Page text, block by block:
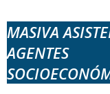
MASIVA
AGENTES